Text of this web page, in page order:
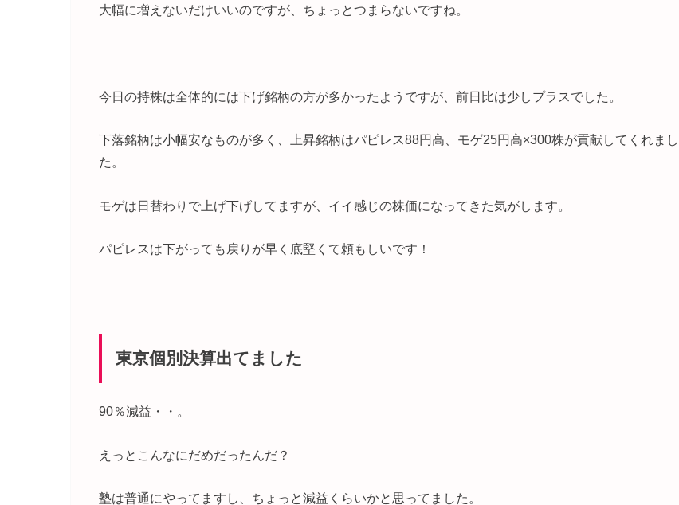
大幅に増えないだけいいのですが、ちょっとつまらないですね。
今日の持株は全体的には下げ銘柄の方が多かったようですが、前日比は少しプラスでした。
下落銘柄は小幅安なものが多く、上昇銘柄はパピレス88円高、モゲ25円高×300株が貢献してくれまし
た。
モゲは日替わりで上げ下げしてますが、イイ感じの株価になってきた気がします。
パピレスは下がっても戻りが早く底堅くて頼もしいです！
東京個別決算出てました
90％減益・・。
えっとこんなにだめだったんだ？
塾は普通にやってますし、ちょっと減益くらいかと思ってました。